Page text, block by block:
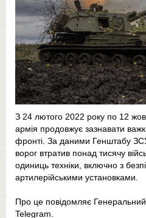
З 24 лютого 2022 року по 12
армія продовжує зазнавати
фронті. За даними Генштабу
ворог втратив понад тисячу
одиниць техніки, включно з
артилерійськими установками.
Про це повідомляє
Telegram.